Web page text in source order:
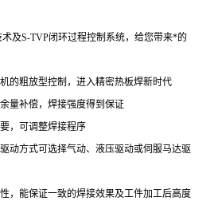
及S-TVP闭环过程控制系统，给您带来*的
的粗放型控制，进入精密热板焊新时代
量补偿，焊接强度得到保证
，可调整焊接程序
动方式可选择气动、液压驱动或伺服马达驱
，能保证一致的焊接效果及工件加工后高度